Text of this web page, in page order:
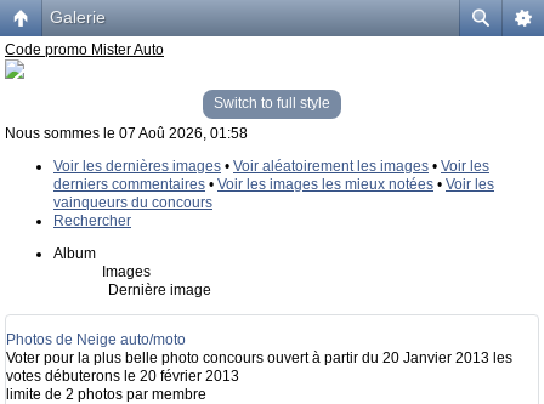
Galerie
Code promo Mister Auto
Switch to full style
Nous sommes le 07 Aoû 2026, 01:58
Voir les dernières images • Voir aléatoirement les images • Voir les
derniers commentaires • Voir les images les mieux notées • Voir les
vainqueurs du concours
Rechercher
Album
Images
Dernière image
Photos de Neige auto/moto
Voter pour la plus belle photo concours ouvert à partir du 20 Janvier 2013 les
votes débuterons le 20 février 2013
limite de 2 photos par membre